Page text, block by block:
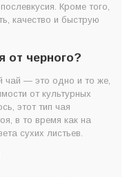
Кроме того,
качество и быструю
от черного?
чай — это одно и то же,
от культурных
этот тип чая
в то время как на
сухих листьев.